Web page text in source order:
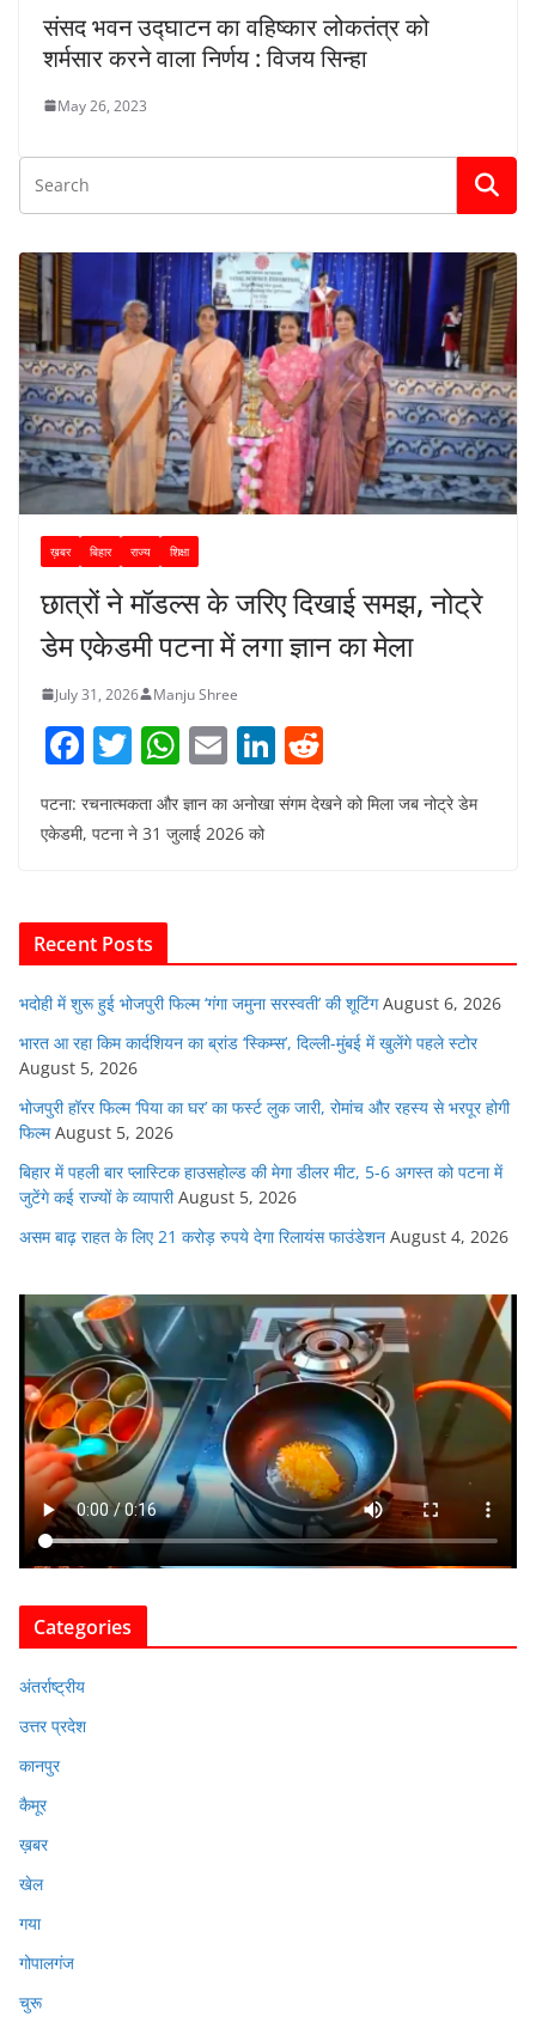
संसद भवन उद्घाटन का वहिष्कार लोकतंत्र को
शर्मसार करने वाला निर्णय : विजय सिन्हा
May 26, 2023
ख़बर बिहार राज्य शिक्षा
छात्रों ने मॉडल्स के जरिए दिखाई समझ, नोट्रे
डेम एकेडमी पटना में लगा ज्ञान का मेला
July 31, 2026 Manju Shree
F
a
c
e
o
o
k
T
w
itt
W
h
at
s
p
E
m
ai
Li
n
k
e
d
पटना: रचनात्मकता और ज्ञान का अनोखा संगम देखने को मिला जब नोट्रे डेम
एकेडमी, पटना ने 31 जुलाई 2026 को
Recent Posts
भदोही में शुरू हुई भोजपुरी फिल्म ‘गंगा जमुना सरस्वती’ की शूटिंग August 6, 2026
भारत आ रहा किम कार्दशियन का ब्रांड ‘स्किम्स’, दिल्ली-मुंबई में खुलेंगे पहले स्टोर
August 5, 2026
भोजपुरी हॉरर फिल्म ‘पिया का घर’ का फर्स्ट लुक जारी, रोमांच और रहस्य से भरपूर होगी
फिल्म August 5, 2026
बिहार में पहली बार प्लास्टिक हाउसहोल्ड की मेगा डीलर मीट, 5-6 अगस्त को पटना में
जुटेंगे कई राज्यों के व्यापारी August 5, 2026
असम बाढ़ राहत के लिए 21 करोड़ रुपये देगा रिलायंस फाउंडेशन August 4, 2026
Categories
अंतर्राष्ट्रीय
उत्तर प्रदेश
कानपुर
कैमूर
ख़बर
खेल
गया
गोपालगंज
चुरू